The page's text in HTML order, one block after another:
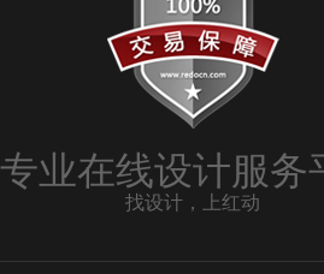
月子宣传册设计模板
婚宴宣传册设计
绿色宣传册设计
专业在线设计服务
找设计，上红动